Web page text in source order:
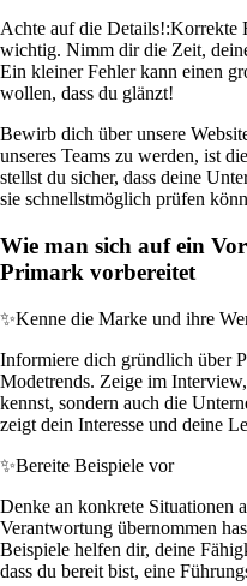
Achte auf die Details!:Korrekte
wichtig. Nimm dir die Zeit,
Ein kleiner Fehler kann einen
wollen, dass du glänzt!
Bewirb dich über unsere
unseres Teams zu werden, ist
stellst du sicher, dass deine
sie schnellstmöglich prüfen
Wie man sich auf ein
Primark vorbereitet
✨Kenne die Marke und ihre
Informiere dich gründlich über
Modetrends. Zeige im
kennst, sondern auch die
zeigt dein Interesse und deine
✨Bereite Beispiele vor
Denke an konkrete Situationen
Verantwortung übernommen
Beispiele helfen dir, deine
dass du bereit bist, eine